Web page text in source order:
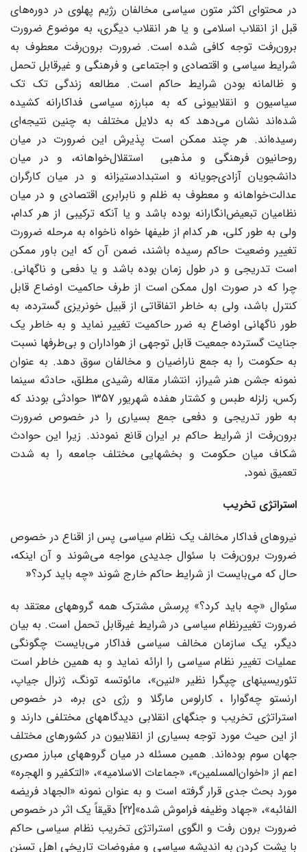
در محتوای اکثر متون سیاسی مخالفان رژیم پهلوی در دورههای
قبل از انقلاب اسلامی و یا هر انقلاب دیگری، به موضوع ضرورت
برونرفت توجه کافی شده است. ضرورت برونرفت معطوف به
شرایط سیاسی و اقتصادی و اجتماعی و فرهنگی و غیرقابل تحمل
و ظالمانه بودن شرایط حاکم است. مطالعه زندگی تک تک
سیاسیون و انقلابیونی که به مبارزه سیاسی فداکارانه کشیده
شده‌اند نشان می‌دهد که به دلایل مختلف به چنین نتیجه‌ای
رسیده‌اند. هر چند ممکن است پذیرش این ضرورت در میان
روحانیون فرهنگی و مذهبی استقلالخواهانه، و در میان
دانشجویان آزادی‌جویانه و استبدادستیزانه و در میان کارگران
عدالتخواهانه و معطوف به ظلم و نابرابری اقتصادی و در میان
نظامیان تبعیضانگارانه بوده باشد و یا آنکه ترکیبی از هر کدام،
ولی به طور کلی، هر کدام از طیفها خواه ناخواه به مرحله ضرورت
تغییر وضعیت حاکم رسیده باشند، ضمن آن که این باور ممکن
است تدریجی و در طول زمان بوده باشد و یا دفعی و ناگهانی.
چرا که در صورت اول ممکن است از طرف حاکمیت اوضاع قابل
کنترل باشد، ولی به خاطر اتفاقاتی از قبیل خونریزی گسترده، به
طور ناگهانی اوضاع به ضرر حاکمیت تغییر نماید و به خاطر یک
جنایت گسترده جمعیت قابل توجهی از هواداران و بی‌طرفها نسبت
به حکومت را به جمع ناراضیان و مخالفان سوق دهد. به عنوان
نمونه جشن هنر شیراز، انتشار مقاله رشیدی مطلق، حادثه سینما
رکس، زلزله طبس و کشتار هفده شهریور 1357 حوادثی بودند که
به طور تدریجی و دفعی جمع بسیاری را در خصوص ضرورت
برونرفت از شرایط حاکم بر ایران قانع نمودند. زیرا این حوادث
شکاف میان حکومت و بخشهایی مختلف جامعه را به شدت
تعمیق نمود.
استراتژی تخریب
نیروهای فداکار مخالف یک نظام سیاسی پس از اقناع در خصوص
ضرورت برونرفت با سئوال جدیدی مواجه می‌شوند و آن اینکه،
حال که می‌بایست از شرایط حاکم خارج شوند «چه باید کرد؟»
سئوال «چه باید کرد؟» پرسش مشترک همه گروههای معتقد به
ضرورت تغییرنظام سیاسی در شرایط غیرقابل تحمل است. به بیان
دیگر، یک سازمان مخالف سیاسی فداکار می‌بایست چگونگی
عملیات تغییر نظام سیاسی را ارائه نماید و به همین خاطر است
تئوریسینهای چپگرا نظیر «لنین»، مائوتسه تونگ، ژنرال جیاپ،
ارنستو چه‌گوارا ، کارلوس مارگلا و رژی دی بره، در خصوص
استراتژی تخریب و جنگهای انقلابی دیدگاههای مختلفی دارند و
از این حیث مورد توجه بسیاری از انقلابیون در کشورهای مختلف
جهان سوم بوده‌اند. همین مسئله در میان گروههای مبارز مصری
اعم از «اخوان‌المسلمین»، «جماعات الاسلامیه»، «التکفیر و الهجره»
مورد بحث جدی قرار گرفته است و به عنوان نمونه «الجهاد فریضه
الفائبه»، «جهاد وظیفه فراموش شده»[22] دقیقاً یک اثر در خصوص
ضرورت برون رفت و الگوی استراتژی تخریب نظام سیاسی حاکم
با پشت کردن به اندیشه سیاسی و مفروضات تاریخی اهل تسنن